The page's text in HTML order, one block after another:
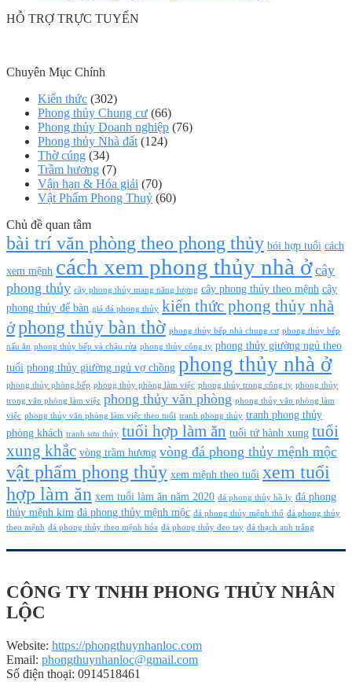
HỖ TRỢ TRỰC TUYẾN
Chuyên Mục Chính
Kiến thức (302)
Phong thủy Chung cư (66)
Phong thủy Doanh nghiệp (76)
Phong thủy Nhà đất (124)
Thờ cúng (34)
Trầm hương (7)
Vận hạn & Hóa giải (70)
Vật Phẩm Phong Thuỷ (60)
Chủ đề quan tâm
bài trí văn phòng theo phong thủy bói hợp tuổi cách
xem mệnh cách xem phong thủy nhà ở cây
phong thủy cây phong thủy mang năng lượng cây phong thủy theo mệnh cây
phong thủy để bàn giá đá phong thủy kiến thức phong thủy nhà
ởphong thủy bàn thờ phong thủy bếp nhà chung cư phong thủy bếp
nấu ăn phong thủy bếp và chậu rửa phong thủy công ty phong thủy giường ngủ theo
tuổi phong thủy giường ngủ vợ chồng phong thủy nhà ở
phong thủy phòng bếp phong thủy phòng làm việc phong thủy trong công ty phong thủy
trong văn phòng làm việc phong thủy văn phòng phong thủy văn phòng làm
việc phong thủy văn phòng làm việc theo tuổi tranh phong thủy tranh phong thủy
phòng khách tranh sơn thủy tuổi hợp làm ăn tuổi tứ hành xung tuổi
xung khắc vòng trầm hương vòng đá phong thủy mệnh mộc
vật phẩm phong thủy xem mệnh theo tuổi xem tuổi
hợp làm ăn xem tuổi làm ăn năm 2020 đá phong thủy hồ ly đá phong
thủy mệnh kim đá phong thủy mệnh mộc đá phong thủy mệnh thổ đá phong thủy
theo mệnh đá phong thủy theo mệnh hỏa đá phong thủy đeo tay đá thạch anh trắng
CÔNG TY TNHH PHONG THỦY NHÂN
LỘC
Website: https://phongthuynhanloc.com
Email: phongthuynhanloc@gmail.com
Số điện thoại: 0914518461